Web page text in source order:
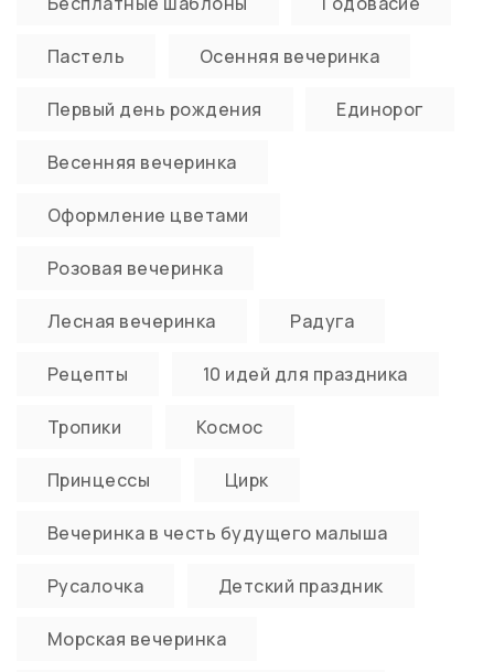
Пастель Осенняя вечеринка
Первый день рождения Единорог
Весенняя вечеринка
Оформление цветами
Розовая вечеринка
Лесная вечеринка Радуга
Рецепты 10 идей для праздника
Тропики Космос
Принцессы Цирк
Вечеринка в честь будущего малыша
Русалочка Детский праздник
Морская вечеринка